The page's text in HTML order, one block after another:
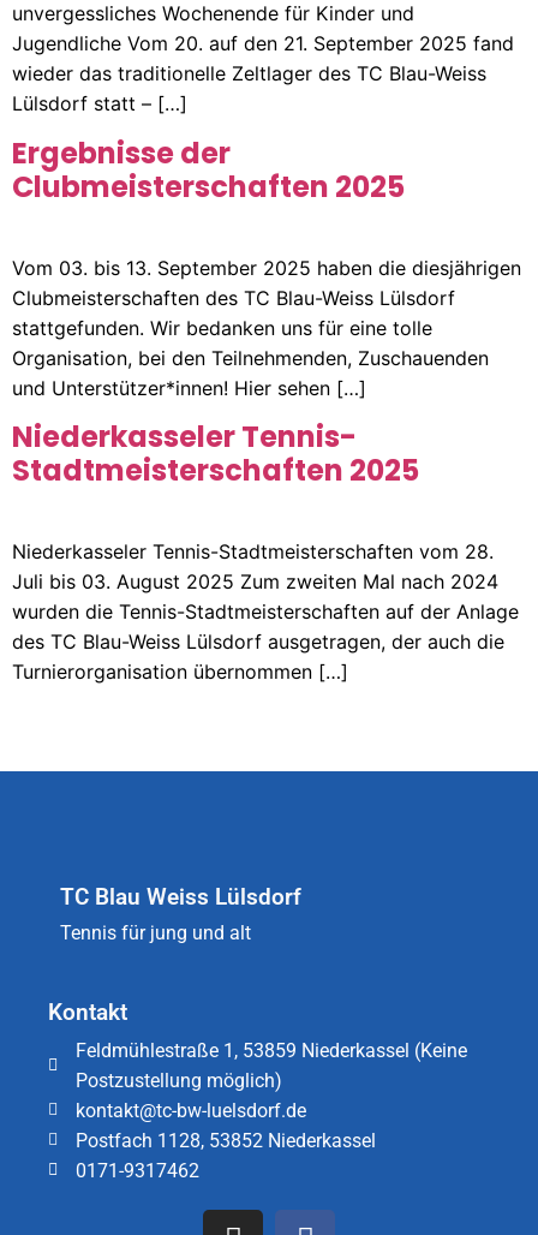
unvergessliches Wochenende für Kinder und
Jugendliche Vom 20. auf den 21. September 2025 fand
wieder das traditionelle Zeltlager des TC Blau-Weiss
Lülsdorf statt – […]
Ergebnisse der
Clubmeisterschaften 2025
Vom 03. bis 13. September 2025 haben die diesjährigen
Clubmeisterschaften des TC Blau-Weiss Lülsdorf
stattgefunden. Wir bedanken uns für eine tolle
Organisation, bei den Teilnehmenden, Zuschauenden
und Unterstützer*innen! Hier sehen […]
Niederkasseler Tennis-
Stadtmeisterschaften 2025
Niederkasseler Tennis-Stadtmeisterschaften vom 28.
Juli bis 03. August 2025 Zum zweiten Mal nach 2024
wurden die Tennis-Stadtmeisterschaften auf der Anlage
des TC Blau-Weiss Lülsdorf ausgetragen, der auch die
Turnierorganisation übernommen […]
TC Blau Weiss Lülsdorf
Tennis für jung und alt
Kontakt
Feldmühlestraße 1, 53859 Niederkassel (Keine
Postzustellung möglich)
kontakt@tc-bw-luelsdorf.de
Postfach 1128, 53852 Niederkassel
0171-9317462​